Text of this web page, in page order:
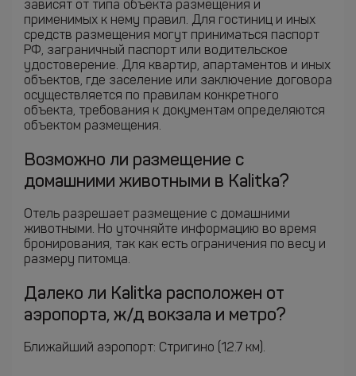
зависят от типа объекта размещения и
применимых к нему правил. Для гостиниц и иных
средств размещения могут приниматься паспорт
РФ, заграничный паспорт или водительское
удостоверение. Для квартир, апартаментов и иных
объектов, где заселение или заключение договора
осуществляется по правилам конкретного
объекта, требования к документам определяются
объектом размещения.
Возможно ли размещение с
домашними животными в Kalitka?
Отель разрешает размещение с домашними
животными. Но уточняйте информацию во время
бронирования, так как есть ограничения по весу и
размеру питомца.
Далеко ли Kalitka расположен от
аэропорта, ж/д вокзала и метро?
Ближайший аэропорт: Стригино (12.7 км).